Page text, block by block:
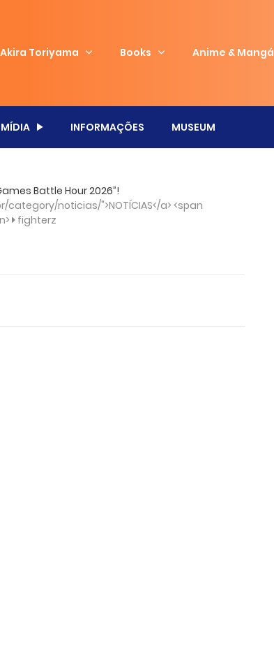
Akira Toriyama Books Anime & Mangá
MÍDIA INFORMAÇÕES MUSEUM
Battle Hour 2026”!
noticias/">NOTÍCIAS</a> <span
fighterz